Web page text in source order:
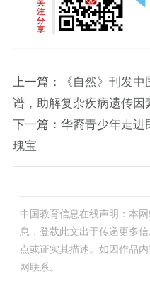
上一篇：
《自然》刊发
谱，助解复杂疾病遗传因
下一篇： 华裔青少年走
瑰宝
中国教育信息在线声明：本
息，登载此文出于传递更多
点或证实其描述。如因作品
网联系。